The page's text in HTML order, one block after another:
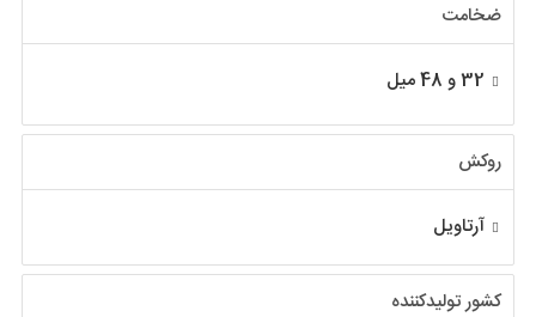
ضخامت
32 و 48 میل
روکش
آرتاویل
کشور تولیدکننده